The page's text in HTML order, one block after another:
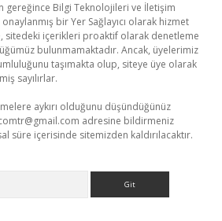
gereğince Bilgi Teknolojileri ve İletişim
bir Yer Sağlayıcı olarak hizmet
sitedeki içerikleri proaktif olarak denetleme
bulunmamaktadır. Ancak, üyelerimiz
taşımakta olup, siteye üye olarak
sayılırlar.
aykırı olduğunu düşündüğünüz
adresine bildirmeniz
süre içerisinde sitemizden kaldırılacaktır.